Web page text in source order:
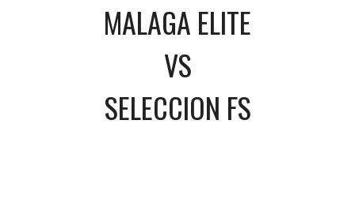
MALAGA ELITE
VS
SELECCION FS